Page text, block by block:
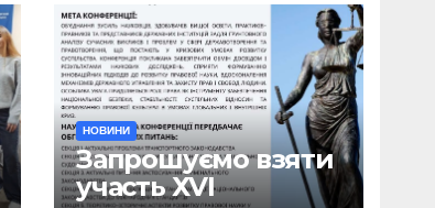
НОВИНИ
Запрошуємо взяти
участь ХVІ